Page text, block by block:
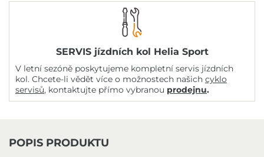
SERVIS jízdních kol Helia Sport
V letní sezóně poskytujeme kompletní servis jízdních
kol. Chcete-li vědět více o možnostech našich cyklo
servisů, kontaktujte přímo vybranou prodejnu.
POPIS PRODUKTU